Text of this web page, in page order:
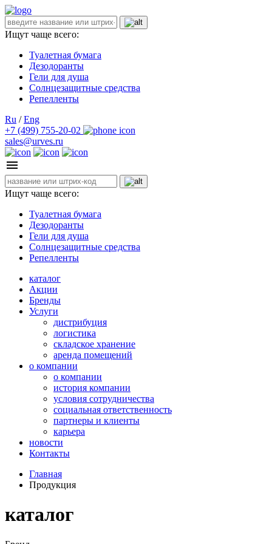
Ищут чаще всего:
Туалетная бумага
Дезодоранты
Гели для душа
Солнцезащитные средства
Репелленты
Ru / Eng
+7 (499) 755-20-02
sales@urves.ru
Ищут чаще всего:
Туалетная бумага
Дезодоранты
Гели для душа
Солнцезащитные средства
Репелленты
каталог
Акции
Бренды
Услуги
дистрибуция
логистика
складское хранение
аренда помещений
о компании
о компании
история компании
условия сотрудничества
социальная ответственность
партнеры и клиенты
карьера
новости
Контакты
Главная
Продукция
каталог